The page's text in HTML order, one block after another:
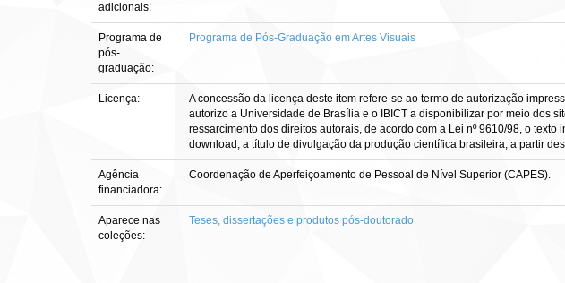
adicionais:
Programa de
pós-
graduação:
Programa de Pós-Graduação em Artes Visuais
Licença:
A concessão da licença deste item refere-se ao termo de autorização
autorizo a Universidade de Brasília e o IBICT a disponibilizar por meio dos
ressarcimento dos direitos autorais, de acordo com a Lei nº 9610/98, o
download, a título de divulgação da produção científica brasileira, a partir
Agência
financiadora:
Coordenação de Aperfeiçoamento de Pessoal de Nível Superior (CAPES).
Aparece nas
coleções:
Teses, dissertações e produtos pós-doutorado